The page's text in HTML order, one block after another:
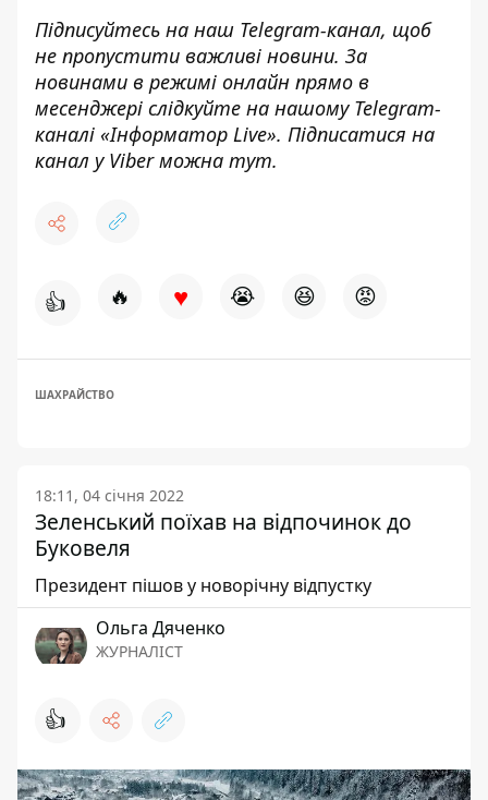
Підписуйтесь на наш Telegram-канал, щоб
не пропустити важливі новини. За
новинами в режимі онлайн прямо в
месенджері слідкуйте на нашому Telegram-
каналі «Інформатор Live». Підписатися на
канал у Viber можна тут.
👍 🔥 ♥ 😭 😆 😡
ШАХРАЙСТВО
18:11, 04 січня 2022
Зеленський поїхав на відпочинок до
Буковеля
Президент пішов у новорічну відпустку
Ольга Дяченко
ЖУРНАЛІСТ
👍